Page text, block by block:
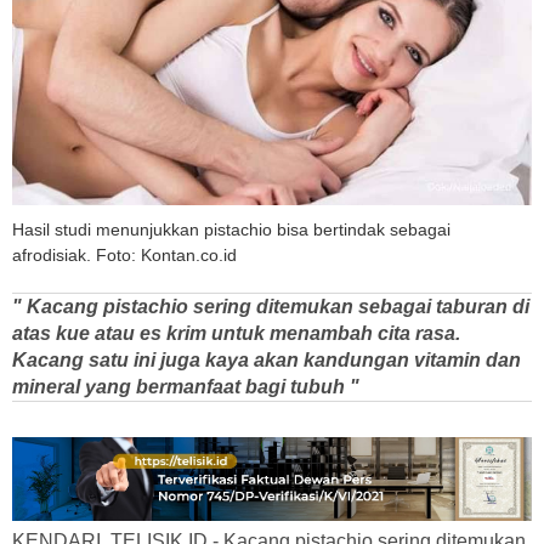
Hasil studi menunjukkan pistachio bisa bertindak sebagai
afrodisiak. Foto: Kontan.co.id
" Kacang pistachio sering ditemukan sebagai taburan di
atas kue atau es krim untuk menambah cita rasa.
Kacang satu ini juga kaya akan kandungan vitamin dan
mineral yang bermanfaat bagi tubuh "